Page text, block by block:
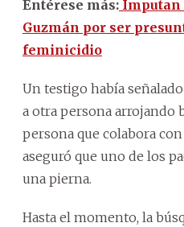
Entérese más: Imputan
Guzmán por ser
feminicidio
Un testigo había
a otra persona arrojando
persona que colabora
aseguró que uno de los
una pierna.
Hasta el momento, la